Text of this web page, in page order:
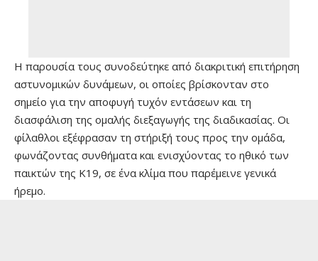
Η παρουσία τους συνοδεύτηκε από διακριτική επιτήρηση
αστυνομικών δυνάμεων, οι οποίες βρίσκονταν στο
σημείο για την αποφυγή τυχόν εντάσεων και τη
διασφάλιση της ομαλής διεξαγωγής της διαδικασίας. Οι
φίλαθλοι εξέφρασαν τη στήριξή τους προς την ομάδα,
φωνάζοντας συνθήματα και ενισχύοντας το ηθικό των
παικτών της Κ19, σε ένα κλίμα που παρέμεινε γενικά
ήρεμο.